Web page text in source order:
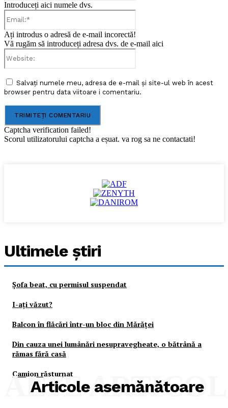
Introduceți aici numele dvs.
Ați introdus o adresă de e-mail incorectă!
Vă rugăm să introduceți adresa dvs. de e-mail aici
Salvați numele meu, adresa de e-mail și site-ul web în acest
browser pentru data viitoare i comentariu.
Captcha verification failed!
Scorul utilizatorului captcha a eșuat. va rog sa ne contactati!
Ultimele ştiri
Şofa beat, cu permisul suspendat
I-aţi văzut?
Balcon în flăcări într-un bloc din Mărăţei
Din cauza unei lumânări nesupravegheate, o bătrână a
rămas fără casă
Camion răsturnat
Articole asemănătoare
ALTE